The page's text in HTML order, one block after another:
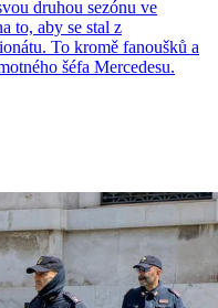
druhou sezónu ve
to, aby se stal z
To kromě fanoušků a
šéfa Mercedesu.